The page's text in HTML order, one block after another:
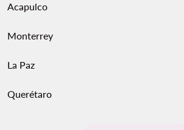
Acapulco
Monterrey
La Paz
Querétaro